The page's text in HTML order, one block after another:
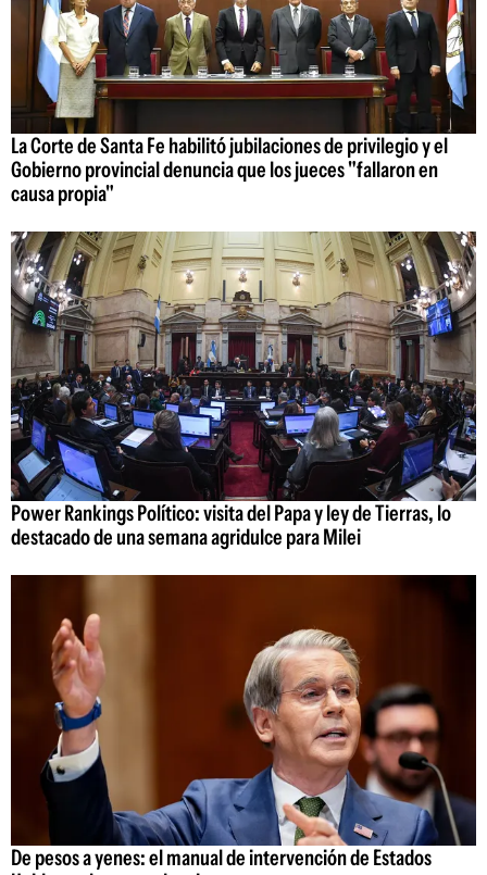
La Corte de Santa Fe habilitó jubilaciones de privilegio y el
Gobierno provincial denuncia que los jueces "fallaron en
causa propia"
Power Rankings Político: visita del Papa y ley de Tierras, lo
destacado de una semana agridulce para Milei
De pesos a yenes: el manual de intervención de Estados